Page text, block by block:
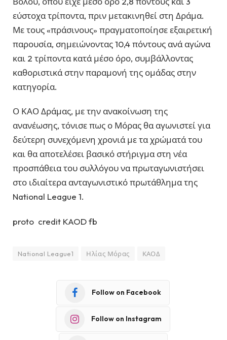
εύστοχα τρίποντα, πριν μετακινηθεί στη Δράμα.
Με τους «πράσινους» πραγματοποίησε εξαιρετική
παρουσία, σημειώνοντας 10,4 πόντους ανά αγώνα
και 2 τρίποντα κατά μέσο όρο, συμβάλλοντας
καθοριστικά στην παραμονή της ομάδας στην
κατηγορία.
Ο ΚΑΟ Δράμας, με την ανακοίνωση της
ανανέωσης, τόνισε πως ο Μόρας θα αγωνιστεί για
δεύτερη συνεχόμενη χρονιά με τα χρώματά του
και θα αποτελέσει βασικό στήριγμα στη νέα
προσπάθεια του συλλόγου να πρωταγωνιστήσει
στο ιδιαίτερα ανταγωνιστικό πρωτάθλημα της
National League 1.
proto credit KAOD fb
National League1 Ηλίας Μόρας ΚΑΟΔ
Follow on Facebook
Follow on Instagram